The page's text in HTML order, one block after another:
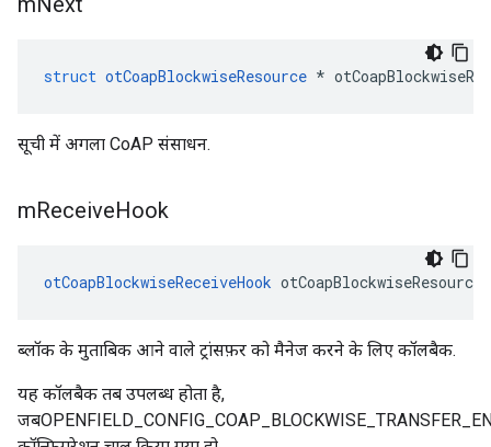
struct otCoapBlockwiseResource *
सूची में अगला CoAP संसाधन.
mReceiveHook
otCoapBlockwiseReceiveHook otCoapBlockwiseResource
ब्लॉक के मुताबिक आने वाले ट्रांसफ़र को मैनेज करने के लिए कॉलबैक.
यह कॉलबैक तब उपलब्ध होता है,